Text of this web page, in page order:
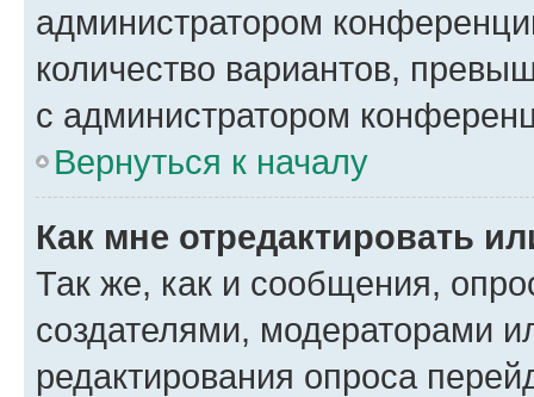
администратором
количество вариантов,
с администратором
Вернуться к началу
Как мне отредактировать
Так же, как и сообщения,
создателями, модераторами
редактирования опроса